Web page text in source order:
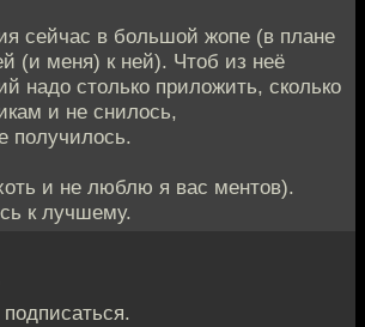
сейчас в большой жопе (в плане
(и меня) к ней). Чтоб из неё
надо столько приложить, сколько
и не снилось,
получилось.
и не люблю я вас ментов).
к лучшему.